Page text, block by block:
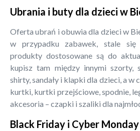
Ubrania i buty dla dzieci w
Oferta ubrań i obuwia dla dzieci w
w przypadku zabawek, stale się
produkty dostosowane są do
kupisz tam między innymi szorty,
shirty, sandały i klapki dla dzieci, a w
kurtki, kurtki przejściowe, spodnie,
akcesoria – czapki i szaliki dla
Black Friday i Cyber